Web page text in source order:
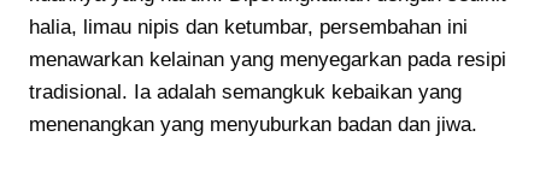
halia, limau nipis dan ketumbar, persembahan ini
menawarkan kelainan yang menyegarkan pada resipi
tradisional. Ia adalah semangkuk kebaikan yang
menenangkan yang menyuburkan badan dan jiwa.